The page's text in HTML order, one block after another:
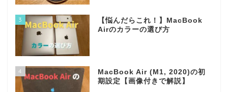
3
【悩んだらこれ！】MacBook
Airのカラーの選び方
4
MacBook Air (M1, 2020)の初
期設定【画像付きで解説】